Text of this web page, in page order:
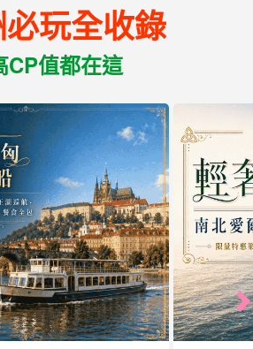
玩全收錄
CP值都在這